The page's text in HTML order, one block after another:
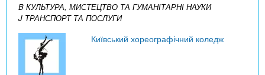
B КУЛЬТУРА, МИСТЕЦТВО ТА ГУМАНІТАРНІ НАУКИ
J ТРАНСПОРТ ТА ПОСЛУГИ
Київський хореографічний коледж